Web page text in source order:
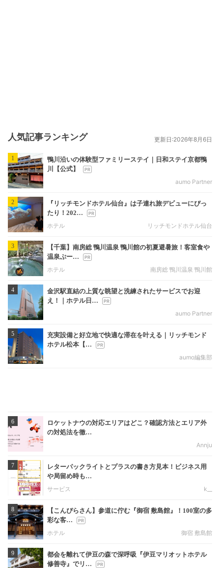
人気記事ランキング 更新日:2026年8月6日
1
鴨川沿いの体験型ファミリーステイ｜日和ステイ京都鴨
川【公式】
aumo Partner
2
『リッチモンドホテル仙台』は子連れ旅デビューにぴっ
たり！202…
ホテル
リッチモンドホテル仙台
3
【千葉】南房総 鴨川温泉 鴨川館の初夏避暑旅！客室食や
温泉ぷー…
ホテル
南房総 鴨川温泉 鴨川館
4
金沢駅直結の上質な眺望と洗練されたサービスでお迎
え！｜ホテル日…
aumo Partner
5
充実設備と好立地で快適な滞在を叶える｜リッチモンド
ホテル松本【…
aumo編集部
6
ロケットナウの対応エリアはどこ？確認方法とエリア外
の対処法を徹…
Annju
7
レターパックライトとプラスの書き方見本！ビジネス用
や局留め時も…
サービス
k__
8
【こんぴらさん】参道に佇む『御宿 敷島館』！100室の多
彩な客…
ホテル
御宿 敷島館
9
都会を離れて伊豆の森で深呼吸『伊豆マリオットホテル
修善寺』でリ…